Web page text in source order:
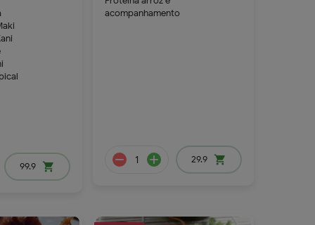
99.9 shopping_cart
acompanhamento
29.9 shopping_cart